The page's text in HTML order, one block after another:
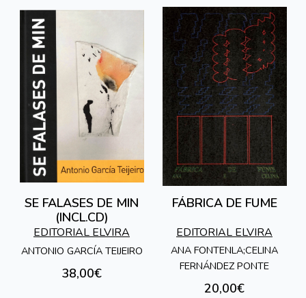
SE FALASES DE MIN
(INCL.CD)
EDITORIAL ELVIRA
ANTONIO GARCÍA TEIJEIRO
38,00€
FÁBRICA DE FUME
EDITORIAL ELVIRA
ANA FONTENLA;CELINA
FERNÁNDEZ PONTE
20,00€